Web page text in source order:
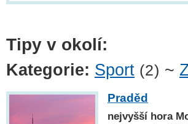
Tipy v okolí:
Kategorie: Sport (2) ~
Praděd
nejvyšší hora